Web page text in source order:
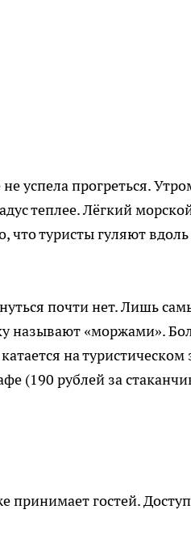
успела прогреться.
теплее. Лёгкий
туристы гуляют вдоль
почти нет. Лишь
называют «моржами».
на
(190 рублей за
принимает гостей.